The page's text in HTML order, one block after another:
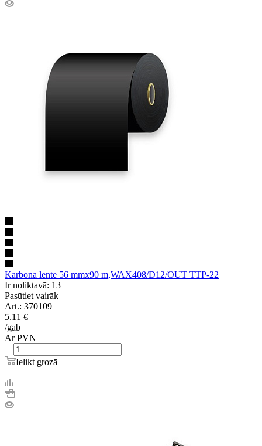
Karbona lente 56 mmx90 m,WAX408/D12/OUT TTP-22
Ir noliktavā: 13
Pasūtiet vairāk
Art.: 370109
5.11 €
/gab
Ar PVN
Ielikt grozā